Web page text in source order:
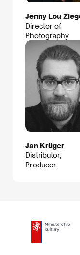
Jenny Lou
Director of
Photography
Jan Krüger
Distributor,
Producer